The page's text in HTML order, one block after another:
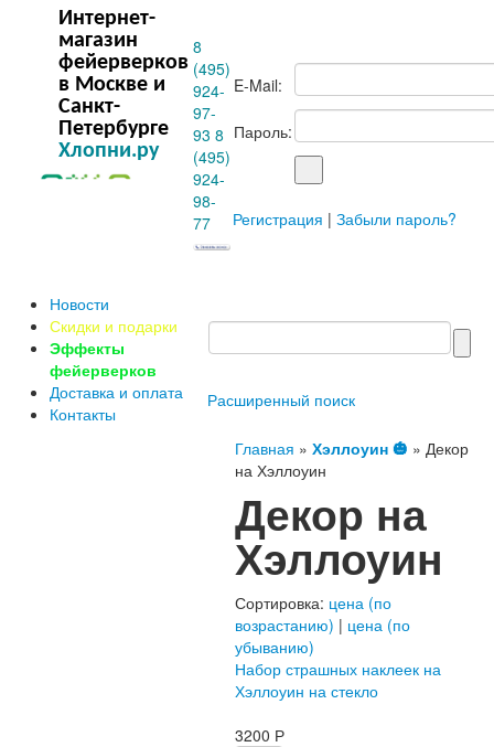
Интернет-
магазин
фейерверков
в Москве и
Санкт-
Петербурге
Хлопни.ру
8
(495)
924-
97-
93 8
(495)
924-
98-
77
E-Mail:
Пароль:
Регистрация | Забыли пароль?
Новости
Скидки и подарки
Эффекты
фейерверков
Доставка и оплата
Контакты
Расширенный поиск
Главная » Хэллоуин 🎃 » Декор
на Хэллоуин
Декор на
Хэллоуин
Сортировка: цена (по
возрастанию) | цена (по
убыванию)
Набор страшных наклеек на
Хэллоуин на стекло
3200 Р